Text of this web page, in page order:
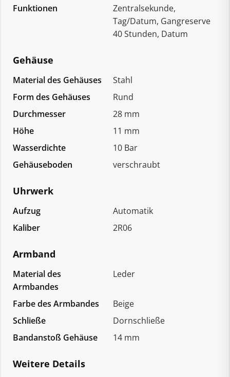
Funktionen
Zentralsekunde,
Tag/Datum, Gangreserve
40 Stunden, Datum
Gehäuse
Material des Gehäuses
Stahl
Form des Gehäuses
Rund
Durchmesser
28 mm
Höhe
11 mm
Wasserdichte
10 Bar
Gehäuseboden
verschraubt
Uhrwerk
Aufzug
Automatik
Kaliber
2R06
Armband
Material des
Armbandes
Leder
Farbe des Armbandes
Beige
Schließe
Dornschließe
Bandanstoß Gehäuse
14 mm
Weitere Details